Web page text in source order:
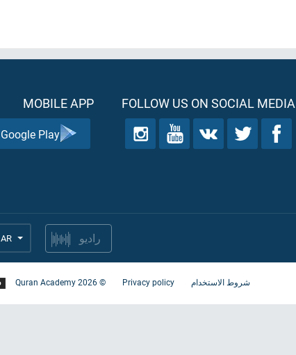
FOLLOW US ON SOCIAL MEDIA
MOBILE APP
Google Play
AR راديو
شروط الاستخدام Privacy policy
©
2026